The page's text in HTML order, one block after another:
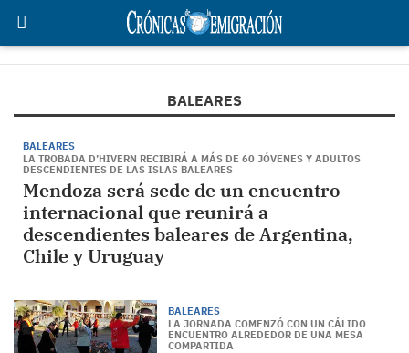
BALEARES
BALEARES
LA TROBADA D’HIVERN RECIBIRÁ A MÁS DE 60 JÓVENES Y ADULTOS
DESCENDIENTES DE LAS ISLAS BALEARES
Mendoza será sede de un encuentro
internacional que reunirá a
descendientes baleares de Argentina,
Chile y Uruguay
BALEARES
LA JORNADA COMENZÓ CON UN CÁLIDO
ENCUENTRO ALREDEDOR DE UNA MESA
COMPARTIDA